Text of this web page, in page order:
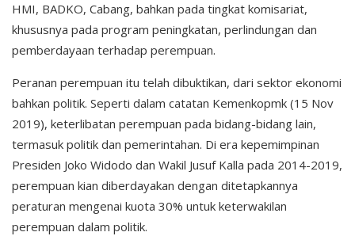
HMI, BADKO, Cabang, bahkan pada tingkat komisariat,
khususnya pada program peningkatan, perlindungan dan
pemberdayaan terhadap perempuan.
Peranan perempuan itu telah dibuktikan, dari sektor ekonomi
bahkan politik. Seperti dalam catatan Kemenkopmk (15 Nov
2019), keterlibatan perempuan pada bidang-bidang lain,
termasuk politik dan pemerintahan. Di era kepemimpinan
Presiden Joko Widodo dan Wakil Jusuf Kalla pada 2014-2019,
perempuan kian diberdayakan dengan ditetapkannya
peraturan mengenai kuota 30% untuk keterwakilan
perempuan dalam politik.